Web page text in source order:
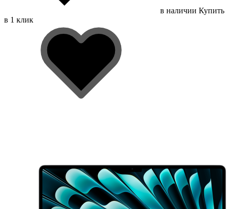
в наличии Купить
в 1 клик